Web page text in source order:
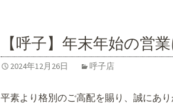
o
k
【呼子】年末年始の営
2024年12月26日 呼子店
平素より格別のご高配を賜り、誠にあり